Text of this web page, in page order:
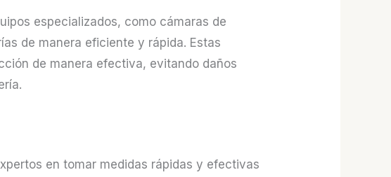
especializados, como cámaras de
de manera eficiente y rápida. Estas
de manera efectiva, evitando daños
en tomar medidas rápidas y efectivas